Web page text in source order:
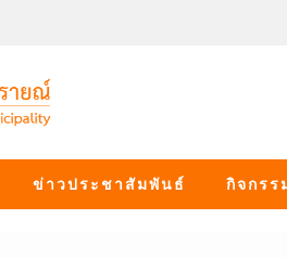
ข่าวประชาสัมพันธ์ กิจกรร